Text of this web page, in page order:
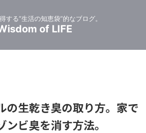
する”生活の知恵袋”的なブログ。
of LIFE
の生乾き臭の取り方。家で
ビ臭を消す方法。